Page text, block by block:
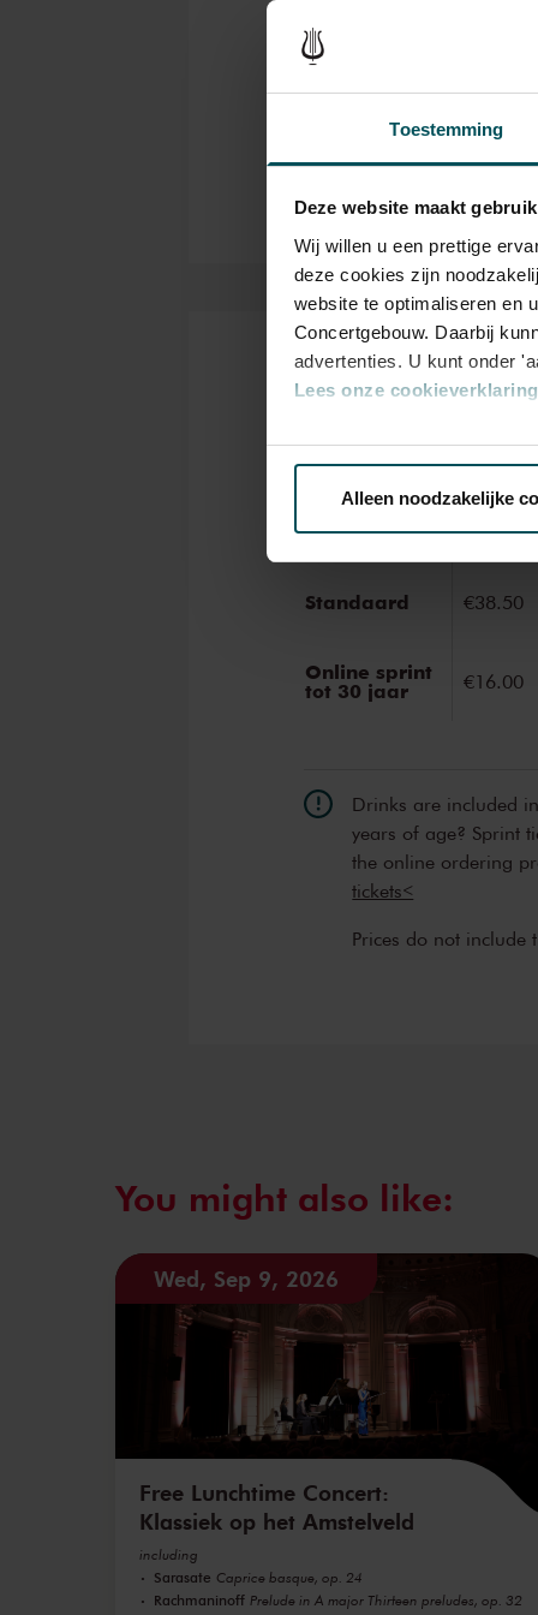
Toestemming
Deze website maakt
Wij willen u een prettige
deze cookies zijn
website te optimaliseren en
Concertgebouw. Daarbij
advertenties. U kunt onder
Lees onze
Via decookieverklaringop
We werken samen met32
Alleen noodzakelijke
organized by the Friends of
series of three diverse and
qualities of these top
Genre
Tickets
1
Standaard €38.50
Online sprint
tot 30 jaar €16.00
Drinks are included
years of age? Sprint
the online ordering
tickets<
Prices do not include
You might also like:
Wed, Sep 9, 2026
Free Lunchtime Concert:
Klassiek op het Amstelveld
including
Sarasate Caprice basque, op. 24
Rachmaninoff Prelude in A major Thirteen preludes, op. 32